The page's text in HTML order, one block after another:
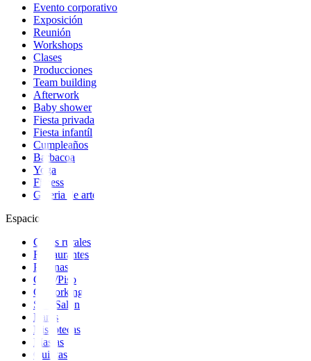
Evento corporativo
Exposición
Reunión
Workshops
Clases
Producciones
Team building
Afterwork
Baby shower
Fiesta privada
Fiesta infantíl
Cumpleaños
Barbacoa
Yoga
Fitness
Galeria de arte
Espacios
Casas rurales
Restaurantes
Piscinas
Casa/Piso
Coworking
Sala/Salon
Bares
Discotecas
Masías
Quintas